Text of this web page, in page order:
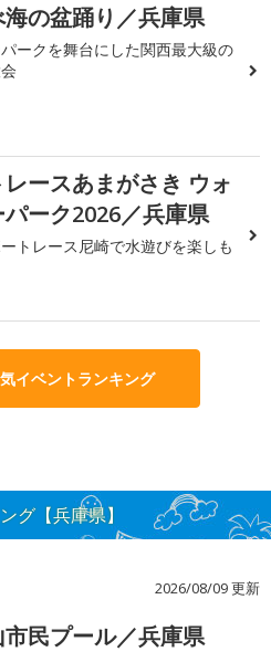
海の盆踊り／兵庫県
ークを舞台にした関西最大級の
ースあまがさき ウォ
ーク2026／兵庫県
トレース尼崎で水遊びを楽しも
イベントランキング
グ【兵庫県】
2026/08/09 更新
市民プール／兵庫県